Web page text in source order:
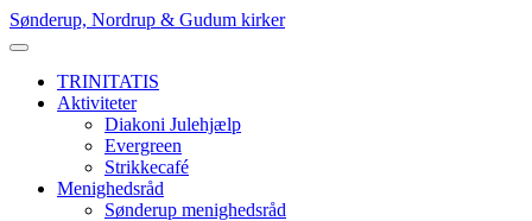
Skip
to
Sønderup, Nordrup & Gudum kirker
TRINITATIS
Aktiviteter
Diakoni Julehjælp
Evergreen
Strikkecafé
Menighedsråd
Sønderup menighedsråd